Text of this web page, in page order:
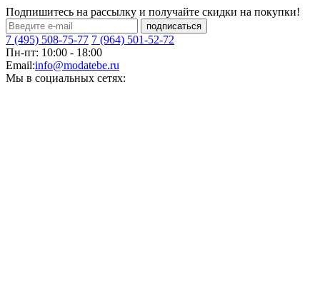
Подпишитесь на рассылку и получайте скидки на покупки!
подписаться
7 (495) 508-75-77 7 (964) 501-52-72
Пн-пт: 10:00 - 18:00
Email:info@modatebe.ru
Мы в социальных сетях: